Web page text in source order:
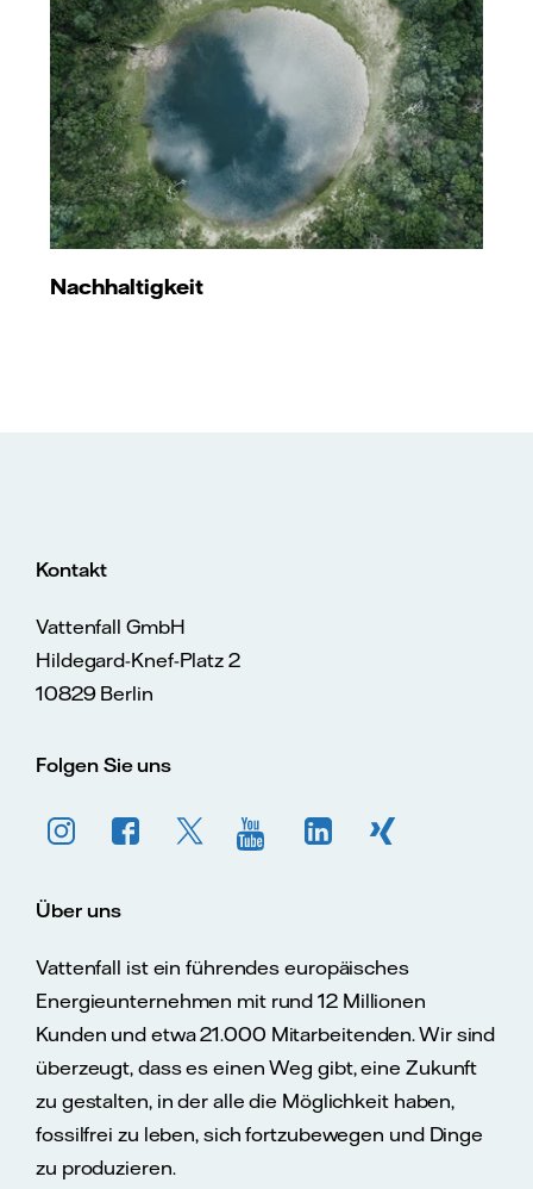
Nachhaltigkeit
Kontakt
Vattenfall GmbH
Hildegard-Knef-Platz 2
10829 Berlin
Folgen Sie uns
Über uns
Vattenfall ist ein führendes europäisches
Energieunternehmen mit rund 12 Millionen
Kunden und etwa 21.000 Mitarbeitenden. Wir sind
überzeugt, dass es einen Weg gibt, eine Zukunft
zu gestalten, in der alle die Möglichkeit haben,
fossilfrei zu leben, sich fortzubewegen und Dinge
zu produzieren.